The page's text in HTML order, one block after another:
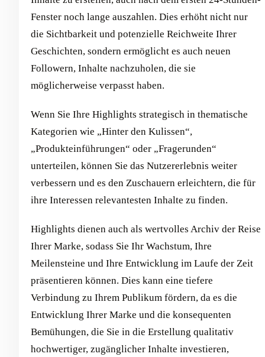
Fenster noch lange auszahlen. Dies erhöht nicht nur
die Sichtbarkeit und potenzielle Reichweite Ihrer
Geschichten, sondern ermöglicht es auch neuen
Followern, Inhalte nachzuholen, die sie
möglicherweise verpasst haben.
Wenn Sie Ihre Highlights strategisch in thematische
Kategorien wie „Hinter den Kulissen“,
„Produkteinführungen“ oder „Fragerunden“
unterteilen, können Sie das Nutzererlebnis weiter
verbessern und es den Zuschauern erleichtern, die für
ihre Interessen relevantesten Inhalte zu finden.
Highlights dienen auch als wertvolles Archiv der Reise
Ihrer Marke, sodass Sie Ihr Wachstum, Ihre
Meilensteine und Ihre Entwicklung im Laufe der Zeit
präsentieren können. Dies kann eine tiefere
Verbindung zu Ihrem Publikum fördern, da es die
Entwicklung Ihrer Marke und die konsequenten
Bemühungen, die Sie in die Erstellung qualitativ
hochwertiger, zugänglicher Inhalte investieren,